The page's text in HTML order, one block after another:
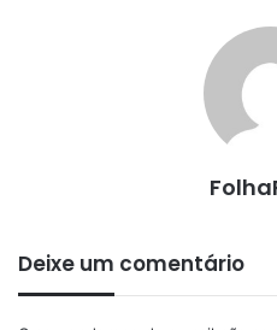
Deixe um comentário